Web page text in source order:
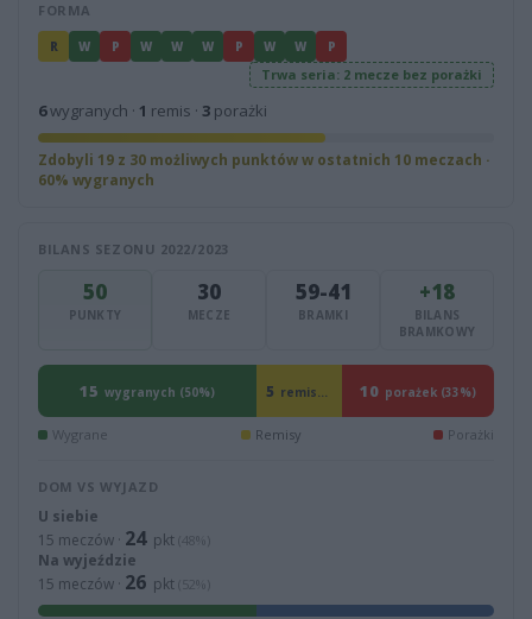
FORMA
R W P W W W P W W P
Trwa seria: 2 mecze bez porażki
6wygranych · 1 remis · 3 porażki
Zdobyli 19 z 30 możliwych punktów w ostatnich 10 meczach ·
60% wygranych
BILANS SEZONU 2022/2023
50
PUNKTY
30
MECZE
59-41
BRAMKI
+18
BILANS
BRAMKOWY
15 wygranych (50%) 5 remisów (17%) 10 porażek (33%)
Wygrane Remisy Porażki
DOM VS WYJAZD
U siebie
15 meczów · 24 pkt (48%)
Na wyjeździe
15 meczów · 26 pkt (52%)